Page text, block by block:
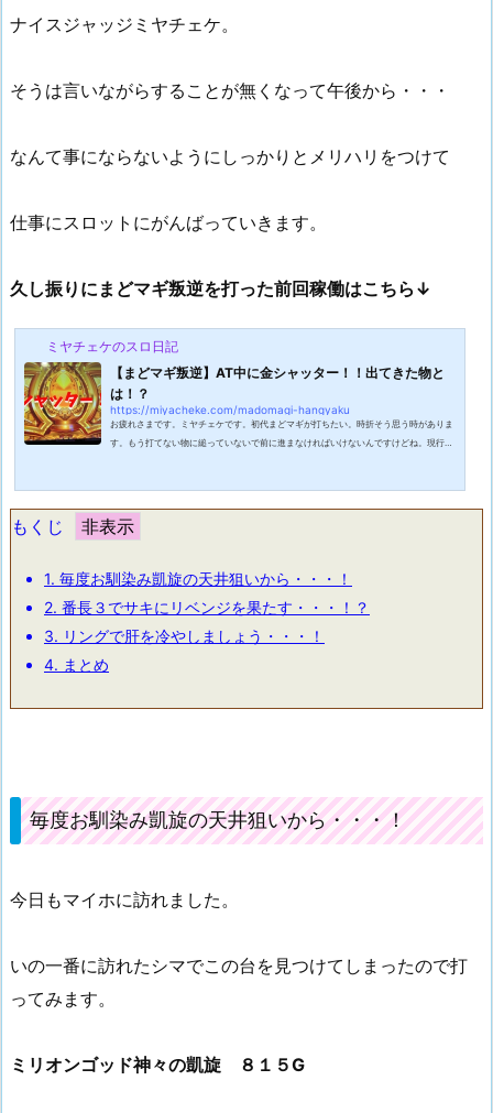
ナイスジャッジミヤチェケ。
そうは言いながらすることが無くなって午後から・・・
なんて事にならないようにしっかりとメリハリをつけて
仕事にスロットにがんばっていきます。
久し振りにまどマギ叛逆を打った前回稼働はこちら↓
ミヤチェケのスロ日記
【まどマギ叛逆】AT中に金シャッター！！出てきた物と
は！？
https://miyacheke.com/madomagi-hangyaku
お疲れさまです。ミヤチェケです。初代まどマギが打ちたい。時折そう思う時がありま
す。もう打てない物に縋っていないで前に進まなければいけないんですけどね。現行機
い！と思っていたんですけどね。ここまで稼働が少ないとは思わなんだ。大体捨てられ
てるのは２００の後半のゾーン抜...
もくじ
1. 毎度お馴染み凱旋の天井狙いから・・・！
2. 番長３でサキにリベンジを果たす・・・！？
3. リングで肝を冷やしましょう・・・！
4. まとめ
毎度お馴染み凱旋の天井狙いから・・・！
今日もマイホに訪れました。
いの一番に訪れたシマでこの台を見つけてしまったので打
ってみます。
ミリオンゴッド神々の凱旋 ８１５G